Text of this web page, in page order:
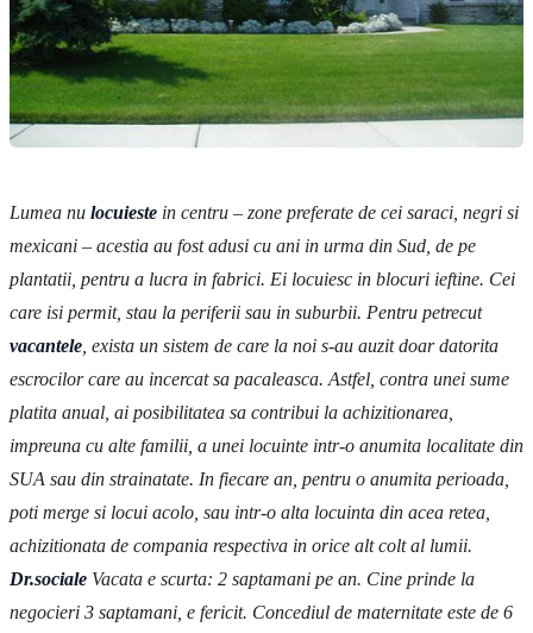
Lumea nu locuieste in centru – zone preferate de cei saraci, negri si
mexicani – acestia au fost adusi cu ani in urma din Sud, de pe
plantatii, pentru a lucra in fabrici. Ei locuiesc in blocuri ieftine. Cei
care isi permit, stau la periferii sau in suburbii. Pentru petrecut
vacantele , exista un sistem de care la noi s-au auzit doar datorita
escrocilor care au incercat sa pacaleasca. Astfel, contra unei sume
platita anual, ai posibilitatea sa contribui la achizitionarea,
impreuna cu alte familii, a unei locuinte intr-o anumita localitate din
SUA sau din strainatate. In fiecare an, pentru o anumita perioada,
poti merge si locui acolo, sau intr-o alta locuinta din acea retea,
achizitionata de compania respectiva in orice alt colt al lumii.
Dr.sociale Vacata e scurta: 2 saptamani pe an. Cine prinde la
negocieri 3 saptamani, e fericit. Concediul de maternitate este de 6